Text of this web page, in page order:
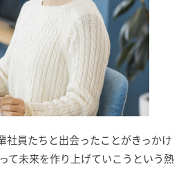
オーナー様向け
イベント参加
相談予約
社員たちと出会ったことがきっかけ
て未来を作り上げていこうという熱